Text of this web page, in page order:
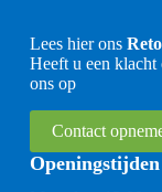
Lees hier ons
Heeft u een klacht
ons op
Contact
Openingstijden